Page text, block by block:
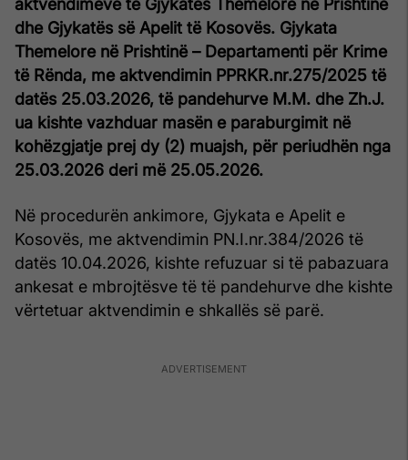
aktvendimeve të Gjykatës Themelore në Prishtinë
dhe Gjykatës së Apelit të Kosovës. Gjykata
Themelore në Prishtinë – Departamenti për Krime
të Rënda, me aktvendimin PPRKR.nr.275/2025 të
datës 25.03.2026, të pandehurve M.M. dhe Zh.J.
ua kishte vazhduar masën e paraburgimit në
kohëzgjatje prej dy (2) muajsh, për periudhën nga
25.03.2026 deri më 25.05.2026.
Në procedurën ankimore, Gjykata e Apelit e
Kosovës, me aktvendimin PN.I.nr.384/2026 të
datës 10.04.2026, kishte refuzuar si të pabazuara
ankesat e mbrojtësve të të pandehurve dhe kishte
vërtetuar aktvendimin e shkallës së parë.